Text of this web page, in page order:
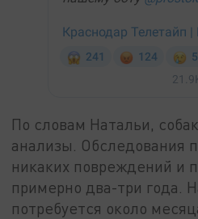
По словам Натальи,
анализы. Обследования
никаких повреждений и
примерно два-три года.
потребуется около